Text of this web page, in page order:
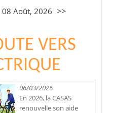
08 Août, 2026 >>
VERS
06/03/2026
En 2026, la CASAS
renouvelle son aide